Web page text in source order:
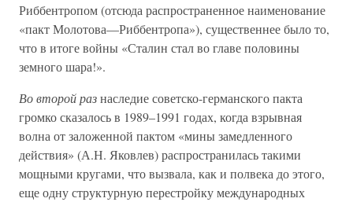
Риббентропом (отсюда распространенное наименование
«пакт Молотова—Риббентропа»), существеннее было то,
что в итоге войны «Сталин стал во главе половины
земного шара!».
Во второй разнаследие советско-германского пакта
громко сказалось в 1989–1991 годах, когда взрывная
волна от заложенной пактом «мины замедленного
действия» (А.Н. Яковлев) распространилась такими
мощными кругами, что вызвала, как и полвека до этого,
еще одну структурную перестройку международных